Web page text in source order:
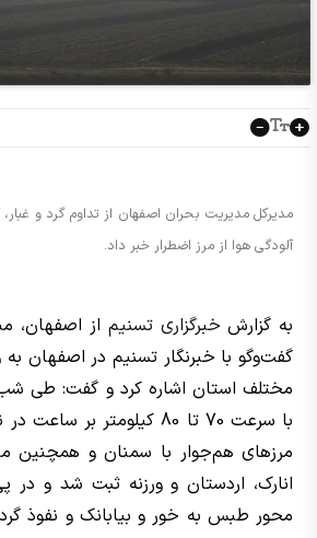
مدیرکل مدیریت بحران اصفهان از تداوم گرد و
آلودگی هوا از مرز اضطرار خبر داد.
به گزارش خبرگزاری تسنیم از اصفهان،
گفت‌وگو با خبرنگار تسنیم در اصفهان
مختلف استان اشاره کرد و گفت: طی
با سرعت 70 تا 80 کیلومتر
مرزهای هم‌جوار با سمنان و همچنین
انارک، اردستان و ورزنه ثبت شد و
محور طبس به خور و بیابانک و نفوذ